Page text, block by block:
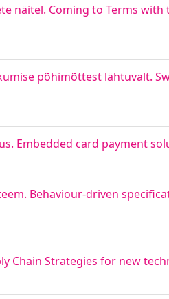
näitel. Coming to Terms with
põhimõttest lähtuvalt.
Embedded card payment
Behaviour-driven
Chain Strategies for new